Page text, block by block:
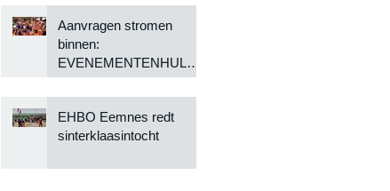
Aanvragen stromen
binnen:
EVENEMENTENHULP
KOMT WEER OP GANG
EHBO Eemnes redt
sinterklaasintocht